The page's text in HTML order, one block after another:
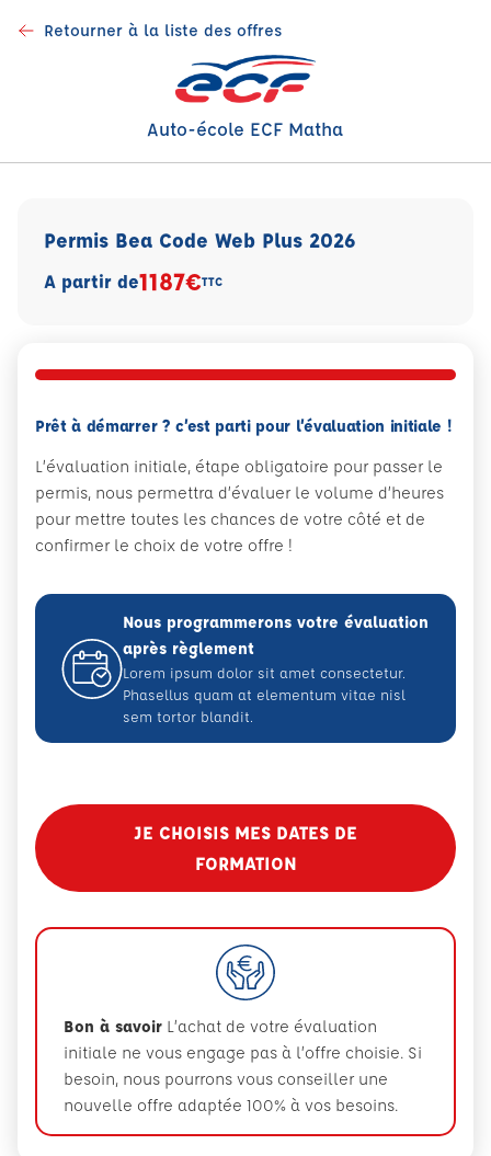
Retourner à la liste des offres
Auto-école ECF Matha
Prêt à démarrer ? c’est parti pour l’évaluation initiale !
L’évaluation initiale, étape obligatoire pour passer le
permis, nous permettra d’évaluer le volume d’heures
pour mettre toutes les chances de votre côté et de
confirmer le choix de votre offre !
Nous programmerons votre évaluation
après règlement
Lorem ipsum dolor sit amet consectetur.
Phasellus quam at elementum vitae nisl
sem tortor blandit.
JE CHOISIS MES DATES DE
FORMATION
Bon à savoir L’achat de votre évaluation
initiale ne vous engage pas à l’offre choisie. Si
besoin, nous pourrons vous conseiller une
nouvelle offre adaptée 100% à vos besoins.
Permis Bea Code Web Plus 2026
A partir de1187€TTC